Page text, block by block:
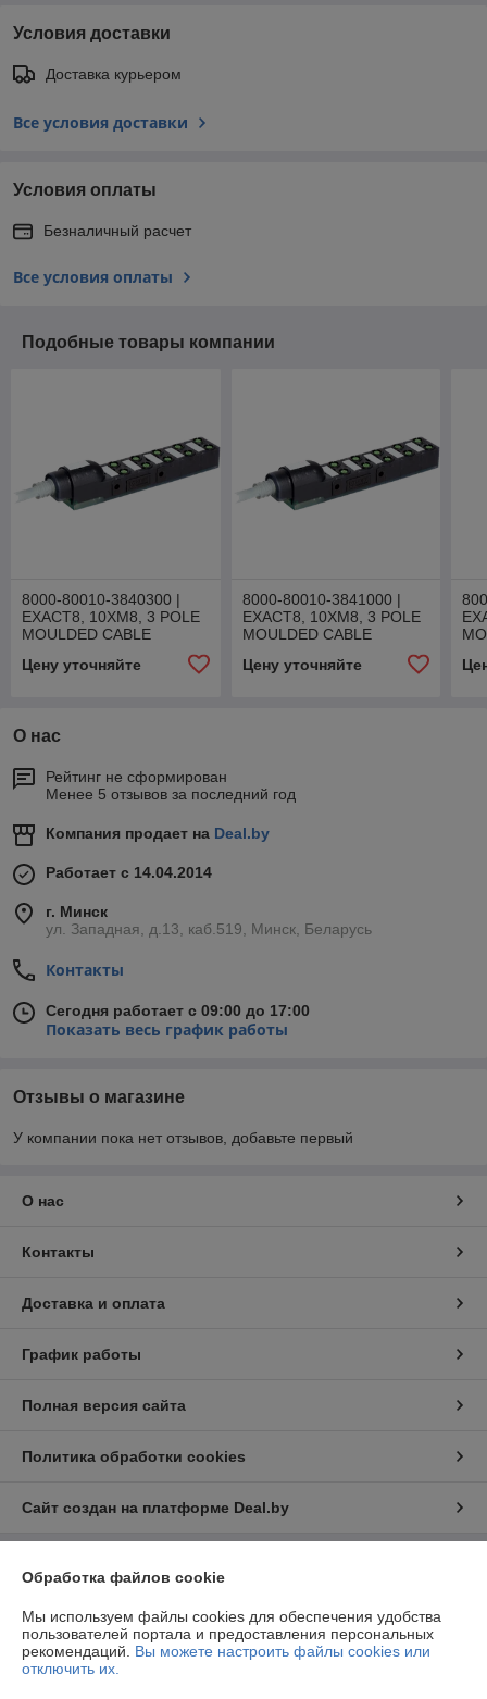
Условия доставки
Доставка курьером
Все условия доставки
Условия оплаты
Безналичный расчет
Все условия оплаты
Подобные товары компании
8000-80010-3840300 |
EXACT8, 10XM8, 3 POLE
MOULDED CABLE
Цену уточняйте
8000-80010-3841000 |
EXACT8, 10XM8, 3 POLE
MOULDED CABLE
Цену уточняйте
О нас
Рейтинг не сформирован
Менее 5 отзывов за последний год
Компания продает на Deal.by
Работает с 14.04.2014
г. Минск
ул. Западная, д.13, каб.519, Минск, Беларусь
Контакты
Сегодня работает с 09:00 до 17:00
Показать весь график работы
Отзывы о магазине
У компании пока нет отзывов, добавьте первый
О нас
Контакты
Доставка и оплата
График работы
Полная версия сайта
Политика обработки cookies
Сайт создан на платформе Deal.by
Информация для покупателя
Юридическое лицо:ООО «ФилФар Технолоджи»
220036, г. Минск, ул. Западная, д.13, к.519
Регистрационный номер ЕГР: 192123248
Обработка файлов cookie
Мы используем файлы cookies для обеспечения удобства
пользователей портала и предоставления персональных
рекомендаций. Вы можете настроить файлы cookies или
отключить их.